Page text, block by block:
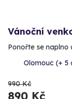
Vánoční
Ponořte se naplno
Olomouc (+ 5
990 Kč
890 Kč